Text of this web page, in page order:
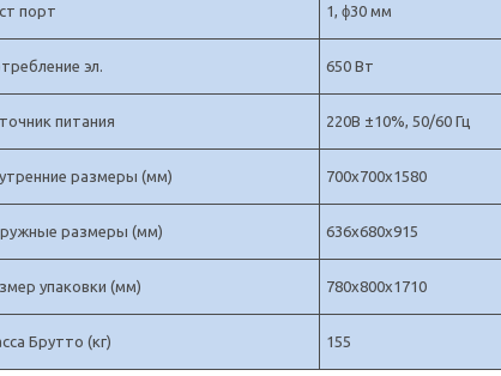
порт 1, ϕ30 мм
эл. 650 Вт
питания 220В ±10%, 50/60 Гц
размеры (мм) 700х700х1580
размеры (мм) 636х680х915
упаковки (мм) 780х800х1710
Брутто (кг) 155